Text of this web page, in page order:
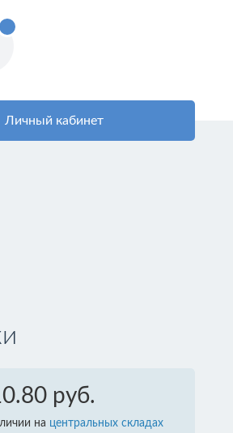
Личный кабинет
руб.
на центральных складах